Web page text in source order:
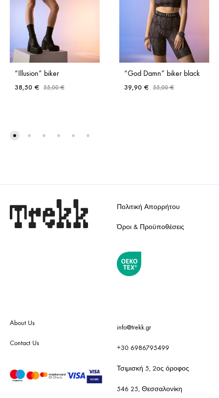
“Illusion” biker
38,50 € 55,00€
“God Damn” biker black
39,90 € 55,00€
Πολιτική Απορρήτου
Όροι & Προϋποθέσεις
About Us
Contact Us
info@trekk.gr
+30 6986795499
Τσιμισκή 5, 2ος όροφος
546 25, Θεσσαλονίκη